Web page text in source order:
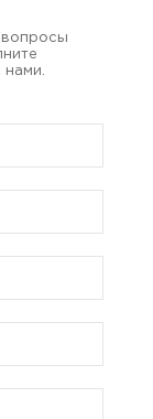
вопросы